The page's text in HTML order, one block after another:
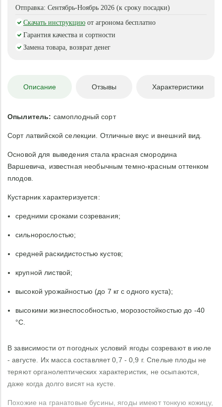
Отправка: Сентябрь-Ноябрь 2026 (к сроку посадки)
Скачать инструкцию от агронома бесплатно
Гарантия качества и сортности
Замена товара, возврат денег
Описание Отзывы Характеристики
Опылитель: самоплодный сорт
Сорт латвийской селекции. Отличные вкус и внешний вид.
Основой для выведения стала красная смородина
Варшевича, известная необычным темно-красным оттенком
плодов.
Кустарник характеризуется:
средними сроками созревания;
сильнорослостью;
средней раскидистостью кустов;
крупной листвой;
высокой урожайностью (до 7 кг с одного куста);
высокими жизнеспособностью, морозостойкостью до -40
°C.
В зависимости от погодных условий ягоды созревают в июле
- августе. Их масса составляет 0,7 - 0,9 г. Спелые плоды не
теряют органолептических характеристик, не осыпаются,
даже когда долго висят на кусте.
Похожие на гранатовые бусины, ягоды имеют тонкую кожицу,